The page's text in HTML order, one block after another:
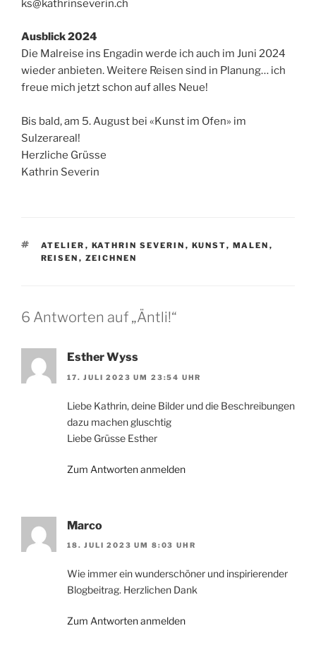
ks@kathrinseverin.ch
Ausblick 2024
Die Malreise ins Engadin werde ich auch im Juni 2024
wieder anbieten. Weitere Reisen sind in Planung… ich
freue mich jetzt schon auf alles Neue!
Bis bald, am 5. August bei «Kunst im Ofen» im
Sulzerareal!
Herzliche Grüsse
Kathrin Severin
SCHLAGWÖRTER
ATELIER , KATHRIN SEVERIN , KUNST, MALEN ,
REISEN , ZEICHNEN
6 Antworten auf „Äntli!“
Esther Wyss
17. JULI 2023 UM 23:54 UHR
Liebe Kathrin, deine Bilder und die Beschreibungen
dazu machen gluschtig
Liebe Grüsse Esther
Zum Antworten anmelden
Marco
18. JULI 2023 UM 8:03 UHR
Wie immer ein wunderschöner und inspirierender
Blogbeitrag. Herzlichen Dank
Zum Antworten anmelden